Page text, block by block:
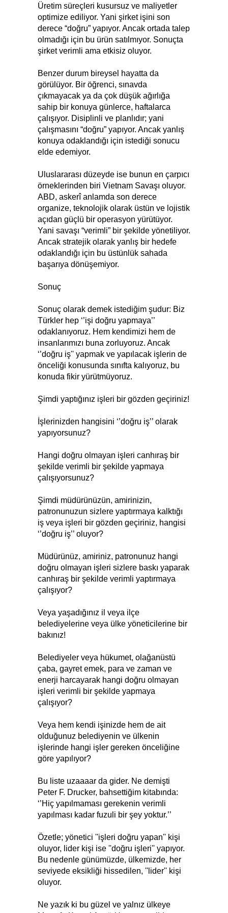
Üretim süreçleri kusursuz ve maliyetler
optimize ediliyor. Yani şirket işini son
derece “doğru” yapıyor. Ancak ortada talep
olmadığı için bu ürün satılmıyor. Sonuçta
şirket verimli ama etkisiz oluyor.
Benzer durum bireysel hayatta da
görülüyor. Bir öğrenci, sınavda
çıkmayacak ya da çok düşük ağırlığa
sahip bir konuya günlerce, haftalarca
çalışıyor. Disiplinli ve planlıdır; yani
çalışmasını “doğru” yapıyor. Ancak yanlış
konuya odaklandığı için istediği sonucu
elde edemiyor.
Uluslararası düzeyde ise bunun en çarpıcı
örneklerinden biri Vietnam Savaşı oluyor.
ABD, askerî anlamda son derece
organize, teknolojik olarak üstün ve lojistik
açıdan güçlü bir operasyon yürütüyor.
Yani savaşı “verimli” bir şekilde yönetiliyor.
Ancak stratejik olarak yanlış bir hedefe
odaklandığı için bu üstünlük sahada
başarıya dönüşemiyor.
Sonuç
Sonuç olarak demek istediğim şudur: Biz
Türkler hep ‘’işi doğru yapmaya’’
odaklanıyoruz. Hem kendimizi hem de
insanlarımızı buna zorluyoruz. Ancak
‘’doğru iş'' yapmak ve yapılacak işlerin de
önceliği konusunda sınıfta kalıyoruz, bu
konuda fikir yürütmüyoruz.
Şimdi yaptığınız işleri bir gözden geçiriniz!
İşlerinizden hangisini ‘’doğru iş’’ olarak
yapıyorsunuz?
Hangi doğru olmayan işleri canhıraş bir
şekilde verimli bir şekilde yapmaya
çalışıyorsunuz?
Şimdi müdürünüzün, amirinizin,
patronunuzun sizlere yaptırmaya kalktığı
iş veya işleri bir gözden geçiriniz, hangisi
‘’doğru iş’’ oluyor?
Müdürünüz, amiriniz, patronunuz hangi
doğru olmayan işleri sizlere baskı yaparak
canhıraş bir şekilde verimli yaptırmaya
çalışıyor?
Veya yaşadığınız il veya ilçe
belediyelerine veya ülke yöneticilerine bir
bakınız!
Belediyeler veya hükumet, olağanüstü
çaba, gayret emek, para ve zaman ve
enerji harcayarak hangi doğru olmayan
işleri verimli bir şekilde yapmaya
çalışıyor?
Veya hem kendi işinizde hem de ait
olduğunuz belediyenin ve ülkenin
işlerinde hangi işler gereken önceliğine
göre yapılıyor?
Bu liste uzaaaar da gider. Ne demişti
Peter F. Drucker, bahsettiğim kitabında:
‘’Hiç yapılmaması gerekenin verimli
yapılması kadar fuzuli bir şey yoktur.’’
Özetle; yönetici ''işleri doğru yapan'' kişi
oluyor, lider kişi ise ''doğru işleri'' yapıyor.
Bu nedenle günümüzde, ülkemizde, her
seviyede eksikliği hissedilen, ''lider'' kişi
oluyor.
Ne yazık ki bu güzel ve yalnız ülkeye